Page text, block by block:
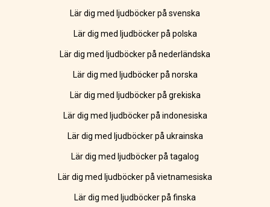
Lär dig med ljudböcker på svenska
Lär dig med ljudböcker på polska
Lär dig med ljudböcker på nederländska
Lär dig med ljudböcker på norska
Lär dig med ljudböcker på grekiska
Lär dig med ljudböcker på indonesiska
Lär dig med ljudböcker på ukrainska
Lär dig med ljudböcker på tagalog
Lär dig med ljudböcker på vietnamesiska
Lär dig med ljudböcker på finska